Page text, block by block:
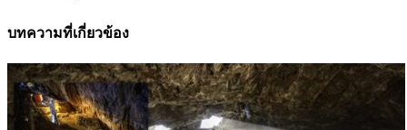
บทความที่เกี่ยวข้อง